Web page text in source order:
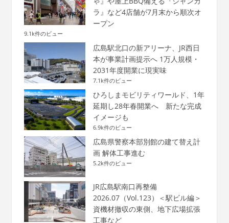
ラ』など4店舗が7月末から順次オ
ープン
9.1k件のビュー
広島駅北口の新アリーナ、JR西日
本が事業計画提示へ 1万人規模・
2031年度開業に現実味
7.1k件のビュー
ひろしまモビリティワールド、1年
延期し28年春開業へ 新たな完成
イメージも
6.9k件のビュー
広島県警察本部別館の建て替え計
画 解体工事進む
5.2k件のビュー
JR広島駅南口再整備
2026.07（Vol.123）＜駅ビル編＞
資機材撤収の東側、地下広場拡張
工事など